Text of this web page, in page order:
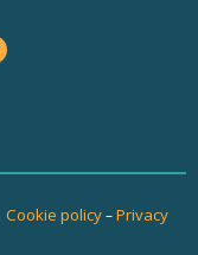
Cookie policy–Privacy